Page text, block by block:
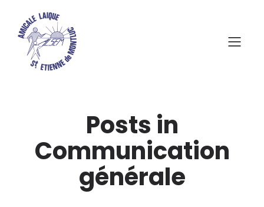
Posts in
Communication
générale